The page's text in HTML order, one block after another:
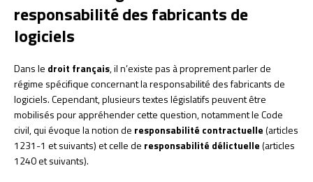
responsabilité des fabricants de
logiciels
Dans le droit français, il n’existe pas à proprement parler de
régime spécifique concernant la responsabilité des fabricants de
logiciels. Cependant, plusieurs textes législatifs peuvent être
mobilisés pour appréhender cette question, notamment le Code
civil, qui évoque la notion de responsabilité contractuelle(articles
1231-1 et suivants) et celle de responsabilité délictuelle(articles
1240 et suivants).